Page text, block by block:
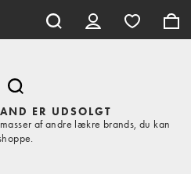
ER UDSOLGT
af andre lækre brands, du kan